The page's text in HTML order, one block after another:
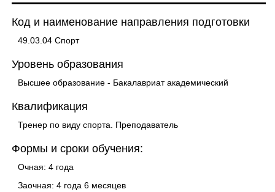
Код и наименование направления подготовки
49.03.04 Спорт
Уровень образования
Высшее образование - Бакалавриат академический
Квалификация
Тренер по виду спорта. Преподаватель
Формы и сроки обучения:
Очная: 4 года
Заочная: 4 года 6 месяцев